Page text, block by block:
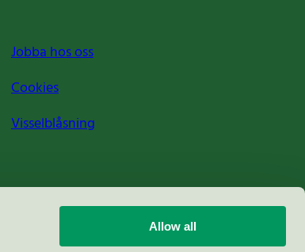
Allow all
Jobba hos oss
Cookies
Visselblåsning